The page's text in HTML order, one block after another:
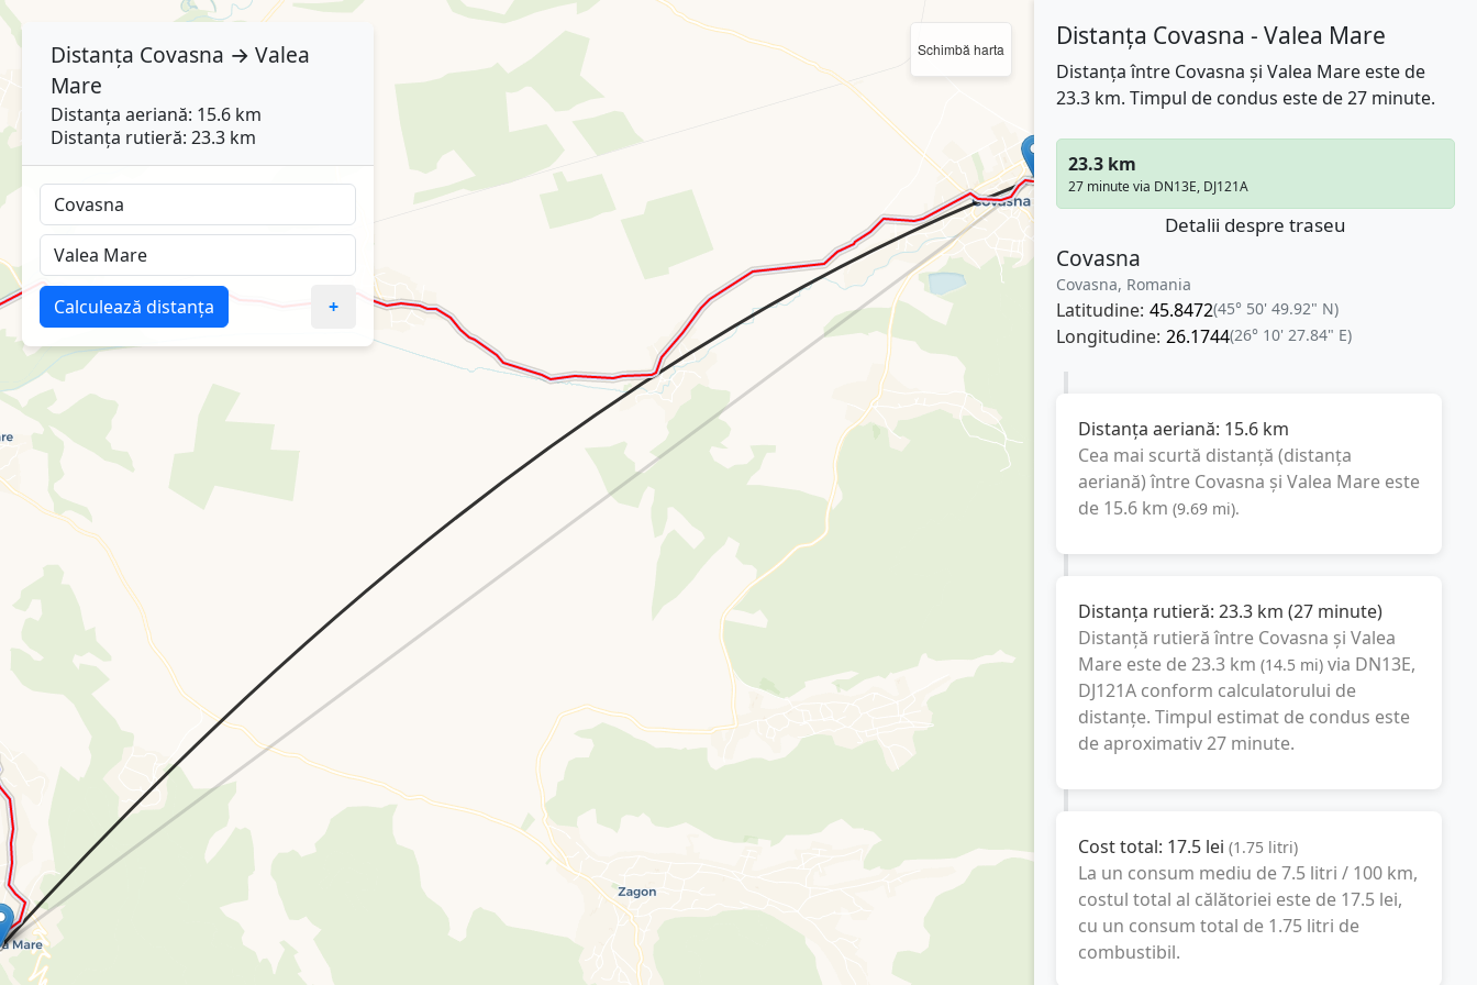
Schimbă harta Distanța Covasna - Valea Mare
Distanța între Covasna și Valea Mare este de
23.3 km. Timpul de condus este de 27 minute.
23.3 km
27 minute via DN13E, DJ121A
Detalii despre traseu
Covasna
Covasna, Romania
Latitudine: 45.8472(45° 50' 49.92" N)
Longitudine: 26.1744(26° 10' 27.84" E)
Distanța aeriană: 15.6 km
Cea mai scurtă distanță (distanța
aeriană) între Covasna și Valea Mareeste
de 15.6 km (9.69 mi).
Distanța rutieră: 23.3 km (27 minute)
Distanță rutieră între Covasna și Valea
Mareeste de23.3 km (14.5 mi) via DN13E,
DJ121Aconform calculatorului de
distanțe. Timpul estimat de condus este
de aproximativ27 minute.
Cost total: 17.5 lei (1.75 litri)
La un consum mediu de7.5 litri / 100 km,
costul total al călătoriei este de 17.5 lei,
cu un consum total de 1.75 litri de
combustibil.
Distanța Covasna → Valea
Mare
Distanța aeriană: 15.6 km
Distanța rutieră: 23.3 km
Calculează distanța +